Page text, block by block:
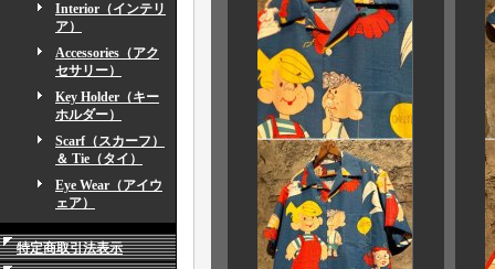
Interior（インテリ
ア）
Accessories（アク
セサリー）
Key Holder（キー
ホルダー）
Scarf（スカーフ）
＆ Tie（タイ）
Eye Wear（アイウ
ェア）
特定商取引法表示